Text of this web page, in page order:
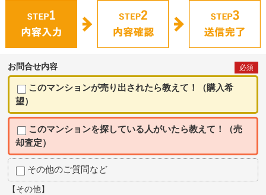
お問合せ内容 必須
このマンションが売り出されたら教えて！（購入希
望）
このマンションを探している人がいたら教えて！（売
却査定）
その他のご質問など
【その他】